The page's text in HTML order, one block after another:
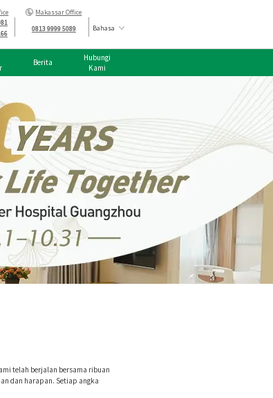
Makassar Office
0813 9999 5089
Bahasa
Berita
Hubungi
Kami
telah berjalan bersama ribuan
dan harapan. Setiap angka